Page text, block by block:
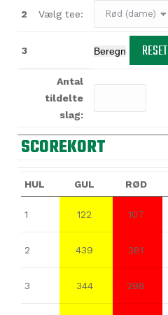
2 Vælg tee:
3
Antal
tildelte
slag:
SCOREKORT
HUL GUL RØD
1 122 107
2 439 381
3 344 298